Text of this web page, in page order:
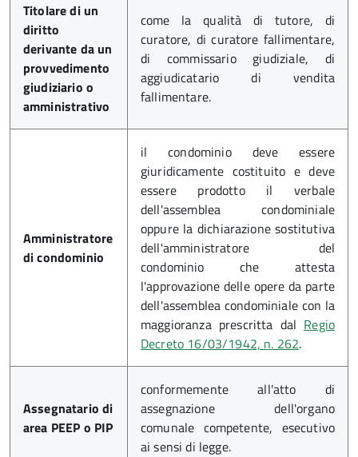
Titolare di un
diritto
derivante da un
provvedimento
giudiziario o
amministrativo
come la qualità di tutore, di
curatore, di curatore fallimentare,
di commissario giudiziale, di
aggiudicatario di vendita
fallimentare.
Amministratore
di condominio
il condominio deve essere
giuridicamente costituito e deve
essere prodotto il verbale
dell'assemblea condominiale
oppure la dichiarazione sostitutiva
dell'amministratore del
condominio che attesta
l'approvazione delle opere da parte
dell'assemblea condominiale con la
maggioranza prescritta dal Regio
Decreto 16/03/1942, n. 262.
Assegnatario di
area PEEP o PIP
conformemente all'atto di
assegnazione dell'organo
comunale competente, esecutivo
ai sensi di legge.